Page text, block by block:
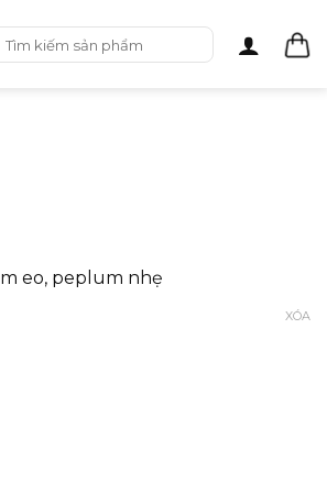
eo, peplum nhẹ
XÓA